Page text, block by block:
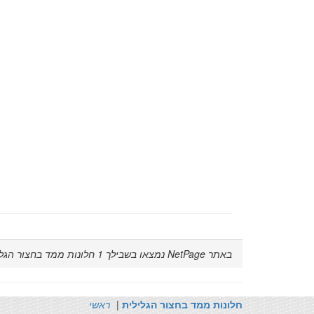
באתר NetPage נמצאו בשבילך 1 חלונות ממד בחצור
חלונות ממד בחצור הגלילית | ראשי